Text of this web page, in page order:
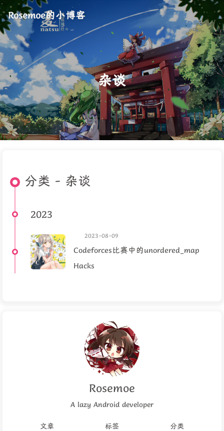
Rosemoe的小博客
杂谈
分类 - 杂谈
2023
2023-08-09
Codeforces比赛中的unordered_map
Hacks
Rosemoe
A lazy Android developer
文章 标签 分类